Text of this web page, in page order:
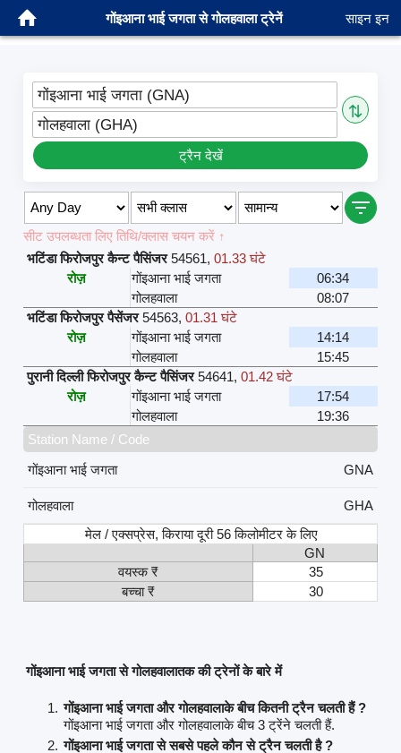
गोंइआना भाई जगता से गोलहवाला ट्रेनें साइन इन
गोंइआना भाई जगता (GNA)
⇅
गोलहवाला (GHA)
ट्रैन देखें
सीट उपलब्धता लिए तिथि/क्लास चयन करें ↑
भटिंडा फिरोजपुर कैन्ट पैसिंजर 54561, 01.33 घंटे
रोज़
गोंइआना भाई जगता
06:34
गोलहवाला
08:07
भटिंडा फिरोजपुर पैसेंजर 54563, 01.31 घंटे
रोज़
गोंइआना भाई जगता
14:14
गोलहवाला
15:45
पुरानी दिल्ली फिरोजपुर कैन्ट पैसिंजर 54641, 01.42 घंटे
रोज़
गोंइआना भाई जगता
17:54
गोलहवाला
19:36
Station Name / Code
गोंइआना भाई जगता
GNA
गोलहवाला
GHA
मेल / एक्सप्रेस, किराया दूरी 56 किलोमीटर के लिए
GN
वयस्क ₹
35
बच्चा ₹
30
गोंइआना भाई जगता से गोलहवालातक की ट्रेनों के बारे में
गोंइआना भाई जगता और गोलहवालाके बीच कितनी ट्रैन चलती हैं ?
गोंइआना भाई जगता और गोलहवालाके बीच 3 ट्रेंने चलती हैं.
गोंइआना भाई जगता से सबसे पहले कौन से ट्रैन चलती है ?